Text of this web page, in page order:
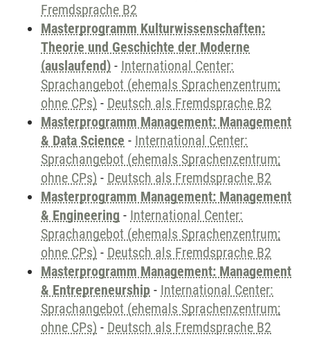
Fremdsprache B2
Masterprogramm Kulturwissenschaften:
Theorie und Geschichte der Moderne
(auslaufend) - International Center:
Sprachangebot (ehemals Sprachenzentrum;
ohne CPs) - Deutsch als Fremdsprache B2
Masterprogramm Management: Management
& Data Science - International Center:
Sprachangebot (ehemals Sprachenzentrum;
ohne CPs) - Deutsch als Fremdsprache B2
Masterprogramm Management: Management
& Engineering - International Center:
Sprachangebot (ehemals Sprachenzentrum;
ohne CPs) - Deutsch als Fremdsprache B2
Masterprogramm Management: Management
& Entrepreneurship - International Center:
Sprachangebot (ehemals Sprachenzentrum;
ohne CPs) - Deutsch als Fremdsprache B2